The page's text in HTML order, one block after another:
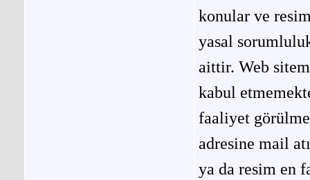
konular ve
yasal
aittir. Web
kabul
faaliyet
adresine mail
ya da resim en